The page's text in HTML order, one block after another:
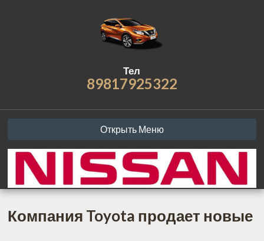
Тел
89817925322
Открыть Меню
Компания Toyota продает новые